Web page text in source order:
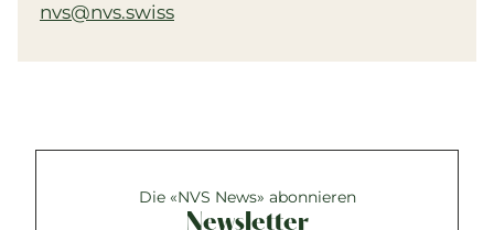
nvs@nvs.swiss
Die «NVS News» abonnieren
Newsletter